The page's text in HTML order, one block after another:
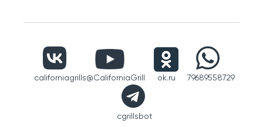
californiagrills@CaliforniaGrill ok.ru 79689558729
cgrillsbot